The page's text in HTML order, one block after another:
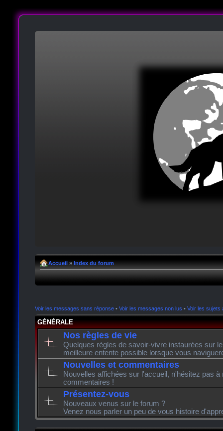
Accueil » Index du forum
Voir les messages sans réponse • Voir les messages non lus • Voir les sujets
GÉNÉRALE
Nos règles de vie
Quelques règles de savoir-vivre instaurées sur
meilleure entente possible lorsque vous
Nouvelles et commentaires
Nouvelles affichées sur l'accueil, n'hésitez pas à
commentaires !
Présentez-vous
Nouveaux venus sur le forum ?
Venez nous parler un peu de vous histoire